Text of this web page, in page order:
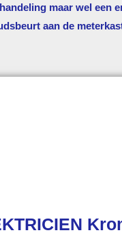
maar wel een
aan de